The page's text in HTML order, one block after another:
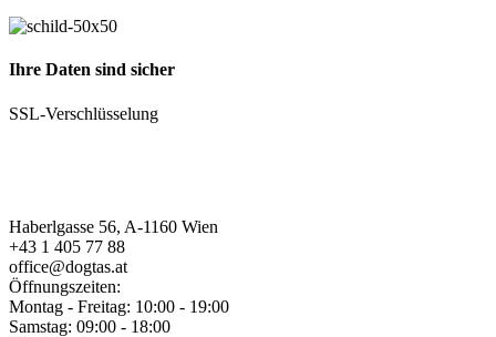
Ihre Daten sind sicher
SSL-Verschlüsselung
Haberlgasse 56, A-1160 Wien
+43 1 405 77 88
office@dogtas.at
Öffnungszeiten:
Montag - Freitag: 10:00 - 19:00
Samstag: 09:00 - 18:00